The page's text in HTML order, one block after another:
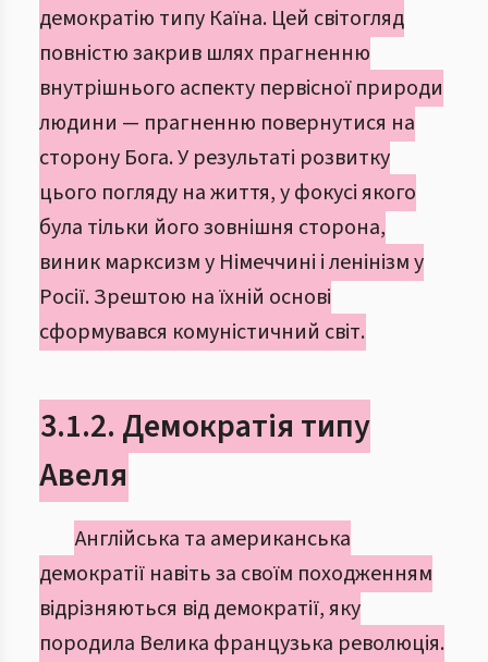
демократію типу Каїна. Цей світогляд
повністю закрив шлях прагненню
внутрішнього аспекту первісної природи
людини — прагненню повернутися на
сторону Бога. У результаті розвитку
цього погляду на життя, у фокусі якого
була тільки його зовнішня сторона,
виник марксизм у Німеччині і ленінізм у
Росії. Зрештою на їхній основі
сформувався комуністичний світ.
3.1.2. Демократія типу
Авеля
Англійська та американська
демократії навіть за своїм походженням
відрізняються від демократії, яку
породила Велика французька революція.